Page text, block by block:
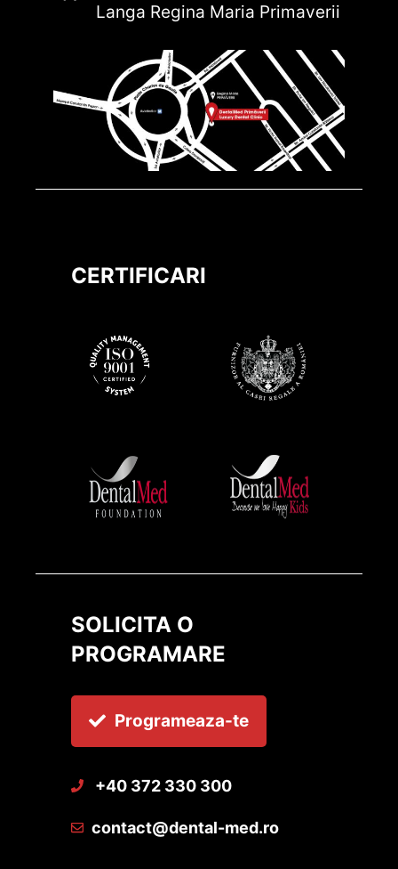
Langa Regina Maria Primaverii
CERTIFICARI
SOLICITA O
PROGRAMARE
Programeaza-te
+40 372 330 300
contact@dental-med.ro